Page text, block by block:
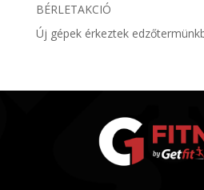
BÉRLETAKCIÓ
Új gépek érkeztek